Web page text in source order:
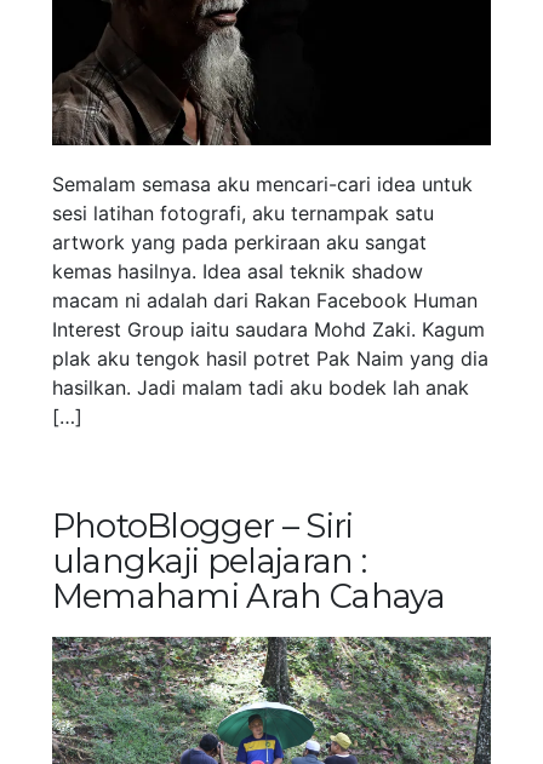
Semalam semasa aku mencari-cari idea untuk
sesi latihan fotografi, aku ternampak satu
artwork yang pada perkiraan aku sangat
kemas hasilnya. Idea asal teknik shadow
macam ni adalah dari Rakan Facebook Human
Interest Group iaitu saudara Mohd Zaki. Kagum
plak aku tengok hasil potret Pak Naim yang dia
hasilkan. Jadi malam tadi aku bodek lah anak
[…]
PhotoBlogger – Siri
ulangkaji pelajaran :
Memahami Arah Cahaya